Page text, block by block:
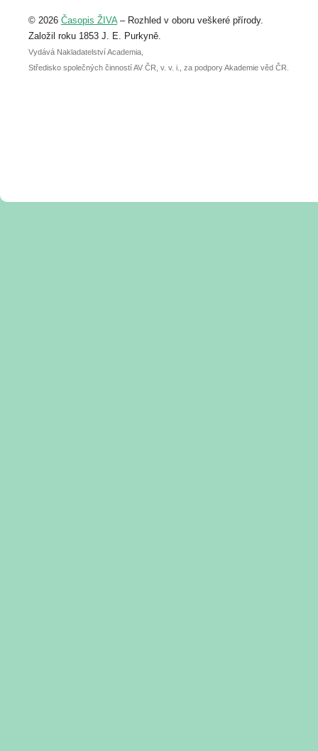
abstraktu přihlášené přednášky nebo
posteru je už 30. června.
© 2026 Časopis ŽIVA– Rozhled v oboru veškeré přírody.
Založil roku 1853 J. E. Purkyně.
Vydává Nakladatelství Academia,
Středisko společných činností AV ČR, v. v. i., za podpory Akademie věd ČR.